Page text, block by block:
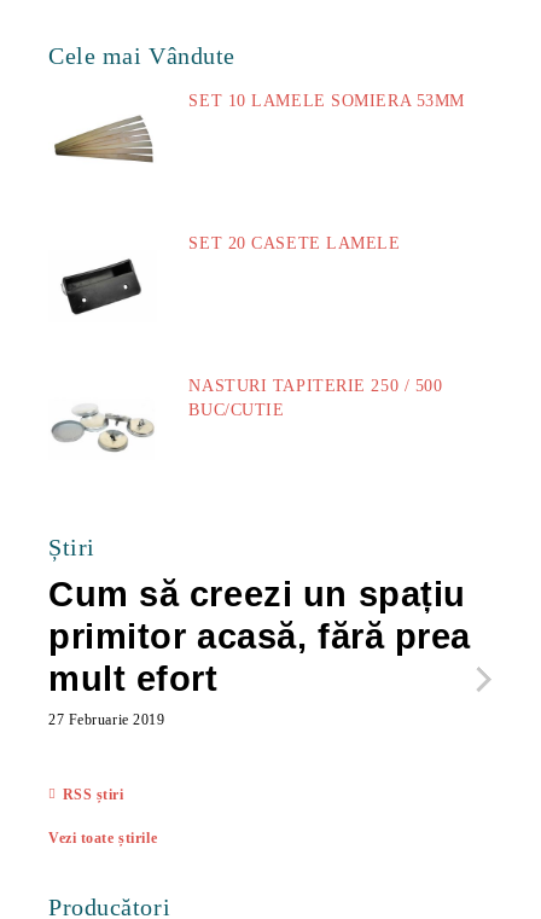
Cele mai Vândute
SET 10 LAMELE SOMIERA 53MM
SET 20 CASETE LAMELE
NASTURI TAPITERIE 250 / 500
BUC/CUTIE
Știri
Cum să creezi un spațiu
primitor acasă, fără prea
mult efort
27 Februarie 2019
RSS știri
Vezi toate știrile
Producători